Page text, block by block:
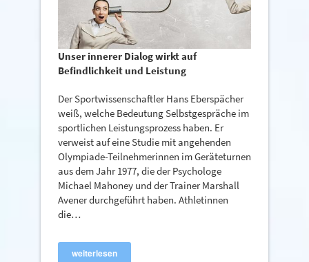
Unser innerer Dialog wirkt auf
Befindlichkeit und Leistung
Der Sportwissenschaftler Hans Eberspächer
weiß, welche Bedeutung Selbstgespräche im
sportlichen Leistungsprozess haben. Er
verweist auf eine Studie mit angehenden
Olympiade-Teilnehmerinnen im Geräteturnen
aus dem Jahr 1977, die der Psychologe
Michael Mahoney und der Trainer Marshall
Avener durchgeführt haben. Athletinnen
die…
weiterlesen